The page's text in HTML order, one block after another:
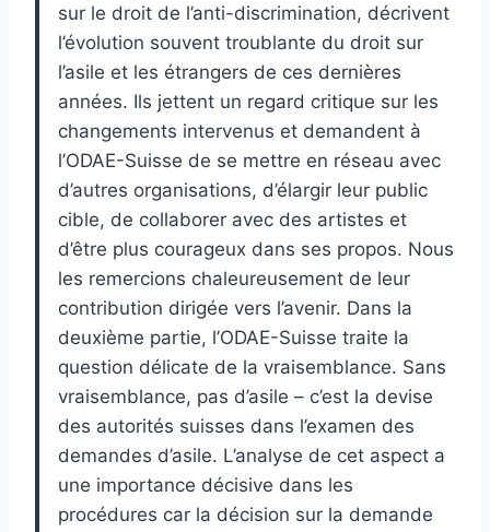
sur le droit de l’anti-discrimination, décrivent
l’évolution souvent troublante du droit sur
l’asile et les étrangers de ces dernières
années. Ils jettent un regard critique sur les
changements intervenus et demandent à
l’ODAE-Suisse de se mettre en réseau avec
d’autres organisations, d’élargir leur public
cible, de collaborer avec des artistes et
d’être plus courageux dans ses propos. Nous
les remercions chaleureusement de leur
contribution dirigée vers l’avenir. Dans la
deuxième partie, l’ODAE-Suisse traite la
question délicate de la vraisemblance. Sans
vraisemblance, pas d’asile – c’est la devise
des autorités suisses dans l’examen des
demandes d’asile. L’analyse de cet aspect a
une importance décisive dans les
procédures car la décision sur la demande